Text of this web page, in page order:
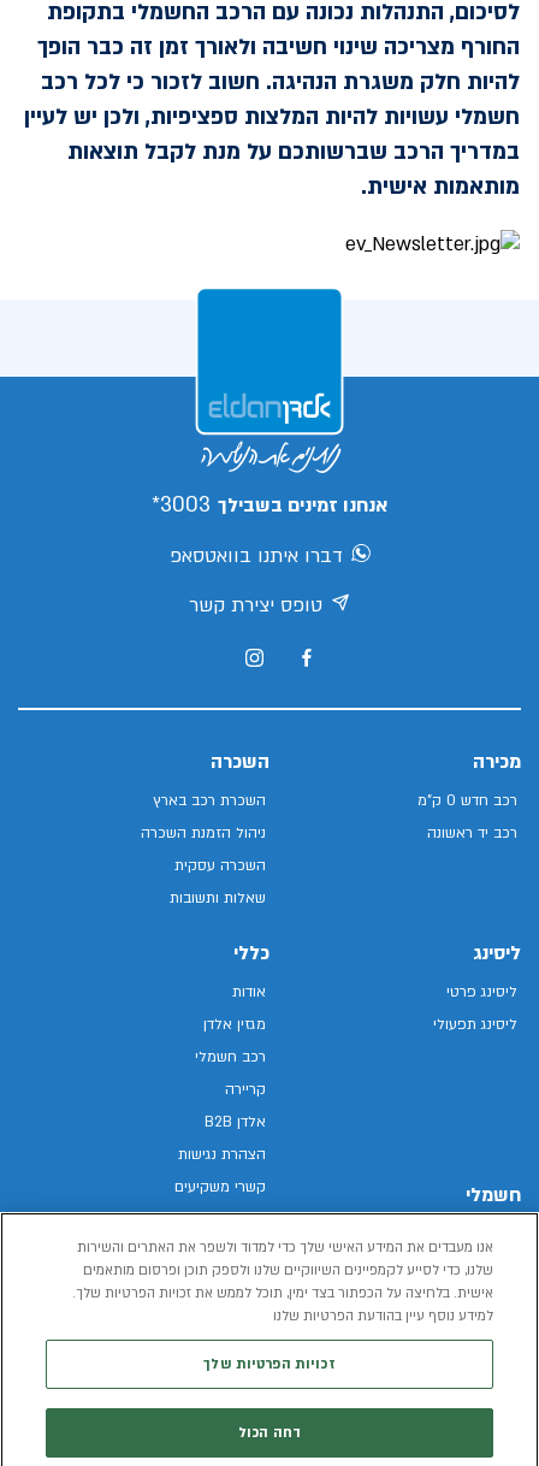
לסיכום, התנהלות נכונה עם הרכב החשמלי בתקופת
החורף מצריכה שינוי חשיבה ולאורך זמן זה כבר הופך
להיות חלק משגרת הנהיגה. חשוב לזכור כי לכל רכב
חשמלי עשויות להיות המלצות ספציפיות, ולכן יש לעיין
במדריך הרכב שברשותכם על מנת לקבל תוצאות
מותאמות אישית.
אנחנו זמינים בשבילך 3003*
דברו איתנו בוואטסאפ
טופס יצירת קשר
מכירה
רכב חדש 0 ק"מ
רכב יד ראשונה
השכרה
השכרת רכב בארץ
ניהול הזמנת השכרה
השכרה עסקית
שאלות ותשובות
ליסינג
ליסינג פרטי
ליסינג תפעולי
חשמלי
רכב חשמלי
הכל על רכב חשמלי
כללי
אודות
מגזין אלדן
רכב חשמלי
קריירה
אלדן B2B
הצהרת נגישות
קשרי משקיעים
מפת האתר
מדיניות פרטיות
תנאי שימוש
המידע שיימסר על ידך במהלך השימוש באתר יישמר וישמש את אלדן, או צד שלישי,
אנו מעבדים את המידע האישי שלך כדי למדוד ולשפר את האתרים והשירות
שלנו, כדי לסייע לקמפיינים השיווקיים שלנו ולספק תוכן ופרסום מותאמים
אישית. בלחיצה על הכפתור בצד ימין, תוכל לממש את זכויות הפרטיות שלך.
למידע נוסף עיין בהודעת הפרטיות שלנו
זכויות הפרטיות שלך
דחה הכול